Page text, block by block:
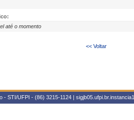
até o momento
<< Voltar
STI/UFPI - (86) 3215-1124 | sigjb05.ufpi.br.instancia1